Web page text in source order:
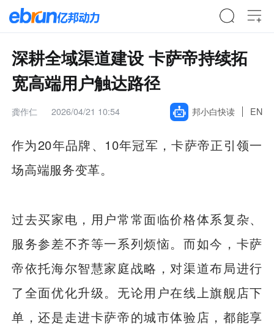
深耕全域渠道建设 卡萨帝持续拓
宽高端用户触达路径
龚作仁 2026/04/21 10:54 邦小白快读 EN
作为20年品牌、10年冠军，卡萨帝正引领一
场高端服务变革。
过去买家电，用户常常面临价格体系复杂、
服务参差不齐等一系列烦恼。而如今，卡萨
帝依托海尔智慧家庭战略，对渠道布局进行
了全面优化升级。无论用户在线上旗舰店下
单，还是走进卡萨帝的城市体验店，都能享